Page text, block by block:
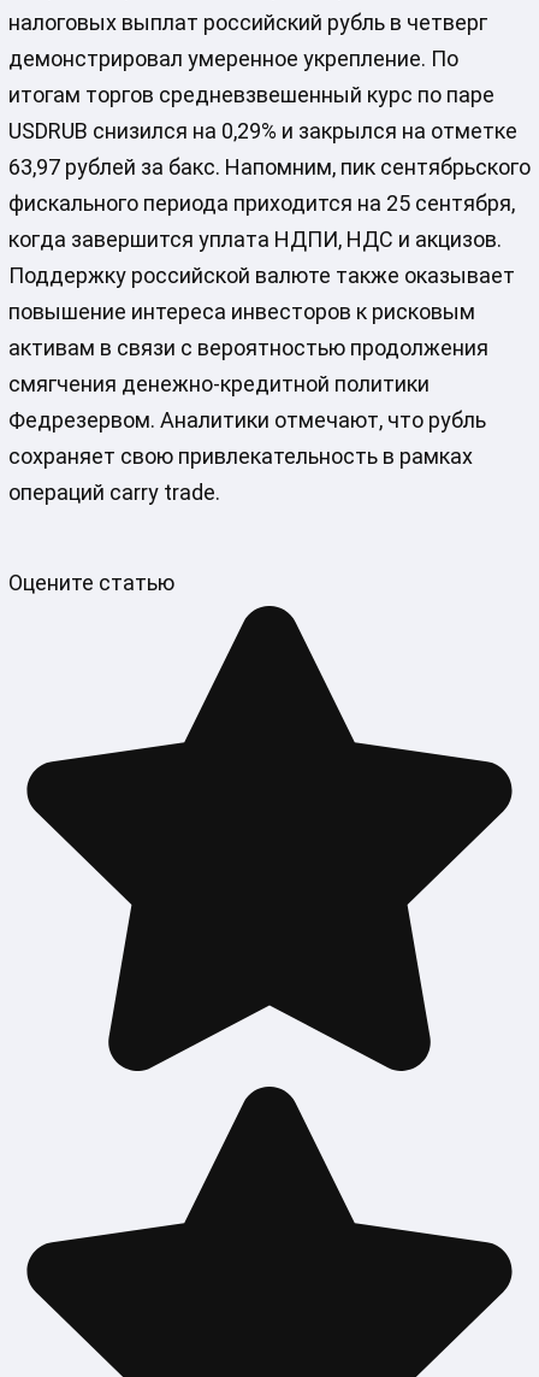
налоговых выплат российский рубль в четверг
демонстрировал умеренное укрепление. По
итогам торгов средневзвешенный курс по паре
USDRUB снизился на 0,29% и закрылся на отметке
63,97 рублей за бакс. Напомним, пик сентябрьского
фискального периода приходится на 25 сентября,
когда завершится уплата НДПИ, НДС и акцизов.
Поддержку российской валюте также оказывает
повышение интереса инвесторов к рисковым
активам в связи с вероятностью продолжения
смягчения денежно-кредитной политики
Федрезервом. Аналитики отмечают, что рубль
сохраняет свою привлекательность в рамках
операций carry trade.
Оцените статью